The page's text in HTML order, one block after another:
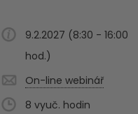
9.2.2027 (8:30 - 16:00
hod.)
On-line webinář
8